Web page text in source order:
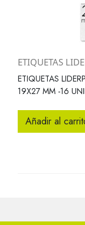
ETIQUETAS
ETIQUETAS
19X27 MM -16
Añadir al